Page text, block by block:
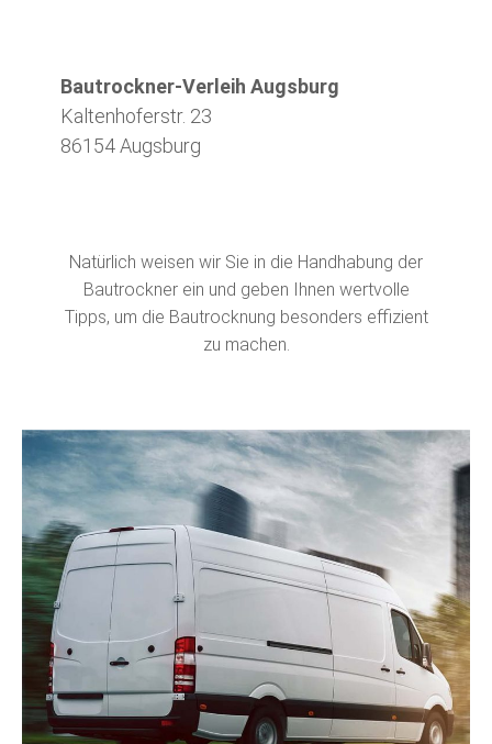
Bautrockner-Verleih Augsburg
Kaltenhoferstr. 23
86154 Augsburg
Natürlich weisen wir Sie in die Handhabung der
Bautrockner ein und geben Ihnen wertvolle
Tipps, um die Bautrocknung besonders effizient
zu machen.